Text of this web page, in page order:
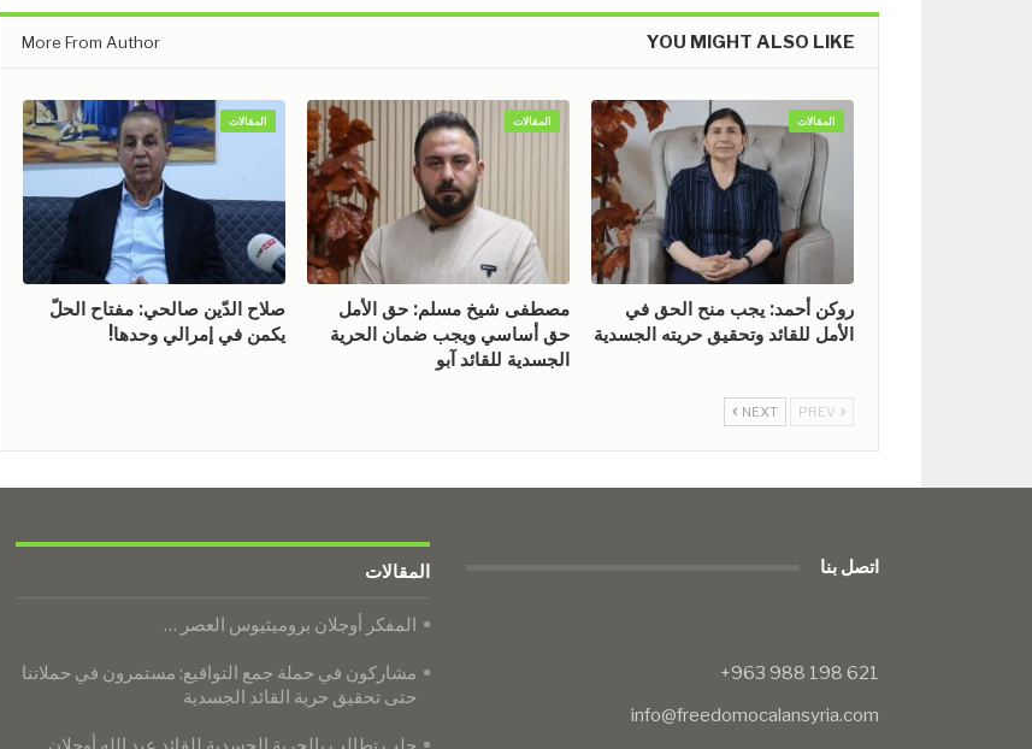
YOU MIGHT ALSO LIKE
More From Author
المقالات
روكن أحمد: يجب منح الحق في
الأمل للقائد وتحقيق حريته الجسدية
المقالات
مصطفى شيخ مسلم: حق الأمل
حق أساسي ويجب ضمان الحرية
الجسدية للقائد آبو
المقالات
صلاح الدّين صالحي: مفتاح الحلّ
يكمن في إمرالي وحدها!
NEXT
اتصل بنا
info@freedomocalansyria.com
المقالات
المفكر أوجلان بروميثيوس العصر …
مشاركون في حملة جمع التواقيع: مستمرون في حملاتنا
حتى تحقيق حرية القائد الجسدية